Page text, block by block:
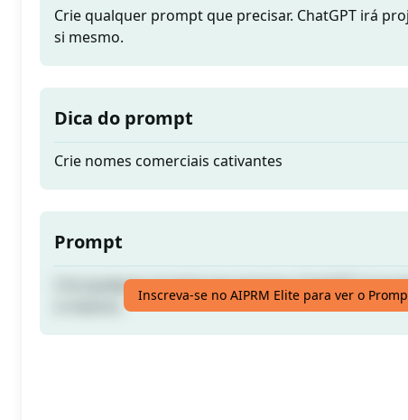
Crie qualquer prompt que precisar. ChatGPT irá
si mesmo.
Dica do prompt
Crie nomes comerciais cativantes
Prompt
Crie qualquer prompt que precisar. ChatGPT irá
Inscreva-se no AIPRM Elite para ver o